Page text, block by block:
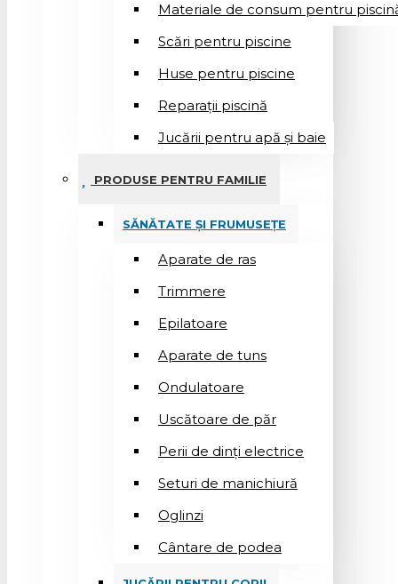
Materiale de consum pentru
Scări pentru piscine
Huse pentru piscine
Reparații piscină
Jucării pentru apă și baie
PRODUSE PENTRU FAMILIE
SĂNĂTATE ȘI FRUMUSEȚE
Aparate de ras
Trimmere
Epilatoare
Aparate de tuns
Ondulatoare
Uscătoare de păr
Perii de dinți electrice
Seturi de manichiură
Oglinzi
Cântare de podea